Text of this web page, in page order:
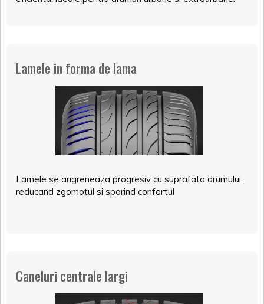
Lamele in forma de lama
Lamele se angreneaza progresiv cu suprafata drumului,
reducand zgomotul si sporind confortul
Caneluri centrale largi